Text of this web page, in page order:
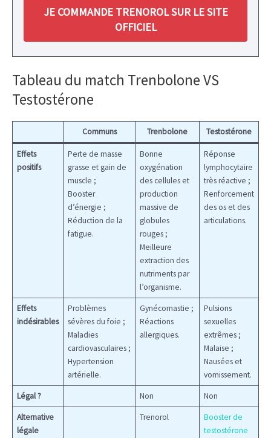
JE COMMANDE TRENOROL SUR LE SITE
OFFICIEL
Tableau du match Trenbolone VS
Testostérone
Communs Trenbolone Testostérone
Effets
positifs
Perte de masse
grasse et gain de
muscle ;
Booster
d’énergie ;
Réduction de la
fatigue.
Bonne
oxygénation
des cellules et
production
massive de
globules
rouges ;
Meilleure
extraction des
nutriments par
l’organisme.
Réponse
lymphocytaire
très réactive ;
Renforcement
des os et des
articulations.
Effets
indésirables
Problèmes
sévères du foie ;
Maladies
cardiovasculaires ;
Hypertension
artérielle.
Gynécomastie ;
Réactions
allergiques.
Pulsions
sexuelles
extrêmes ;
Malaise ;
Nausées et
vomissement.
Légal ? Non Non
Alternative
légale
Trenorol
Booster de
testostérone